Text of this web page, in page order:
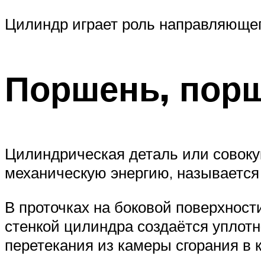
Цилиндр играет роль
Поршень,
Цилиндрическая деталь или
механическую энергию,
В проточках на боковой
стенкой цилиндра создаётся
перетекания из камеры сгорания в